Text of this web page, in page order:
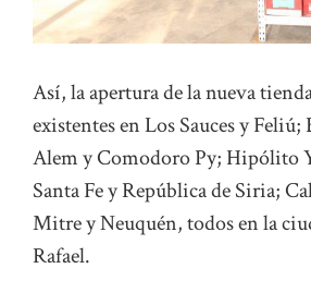
Así, la apertura de la nueva
existentes en Los Sauces y
Alem y Comodoro Py; Hipólito
Santa Fe y República de Siria;
Mitre y Neuquén, todos en la
Rafael.